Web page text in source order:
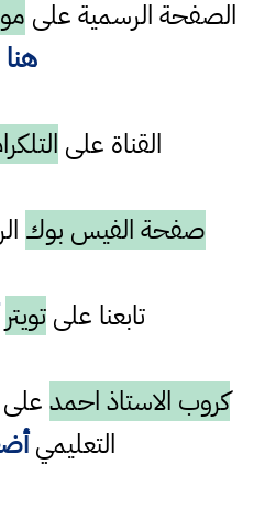
الصفحة الرسمية على
هنا
القناة على
صفحة الفيس بوك
تابعنا علىتويتر
كروب الاستاذ احمد
التعليمي